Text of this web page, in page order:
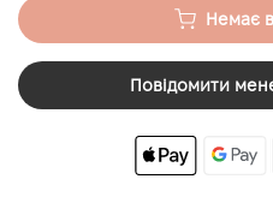
Немає
Повідомити